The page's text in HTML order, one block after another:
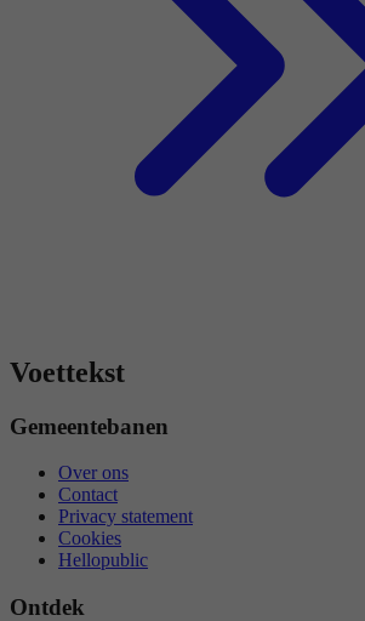
Voettekst
Gemeentebanen
Over ons
Contact
Privacy statement
Cookies
Hellopublic
Ontdek